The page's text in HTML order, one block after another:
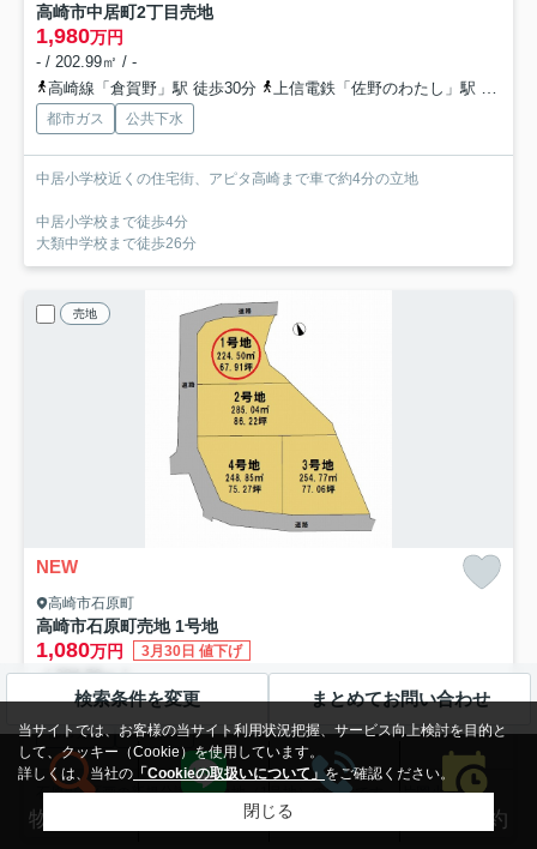
高崎市中居町2丁目売地
1,980万円
- / 202.99㎡ / -
高崎線「倉賀野」駅 徒歩30分
上信電鉄「佐野のわたし」駅 徒歩41分
都市ガス 公共下水
中居小学校近くの住宅街、アピタ高崎まで車で約4分の立地
中居小学校まで徒歩4分
大類中学校まで徒歩26分
売地
NEW
高崎市石原町
高崎市石原町売地 1号地
1,080万円 3月30日 値下げ
- / 224.50㎡ / -
上信電鉄「南高崎」駅 徒歩29分
高崎線「高崎」駅 徒歩31分 上信
都市ガス 公共下水
石原町4区画の新規分譲地の角地（1号地）の物件です。 片岡小学校ま
で徒歩11分 片岡中学校まで徒歩19分と通学も安心で...
検索条件を変更 まとめてお問い合わせ
物件検索 LINEする 来店予約
当サイトでは、お客様の当サイト利用状況把握、サービス向上検討を目的と
して、クッキー（Cookie）を使用しています。
詳しくは、当社の 「Cookieの取扱いについて」をご確認ください。
閉じる